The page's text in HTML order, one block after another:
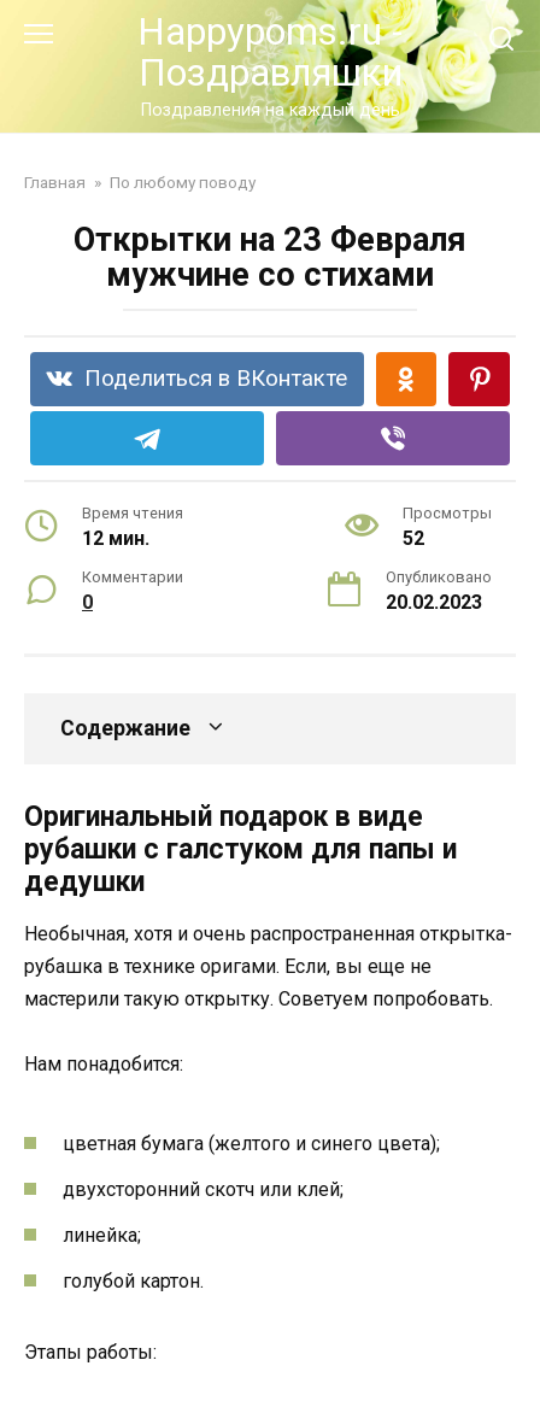
Happypoms.ru -
Поздравляшки
Поздравления на каждый день
Главная » По любому поводу
Открытки на 23 Февраля
мужчине со стихами
Поделиться в ВКонтакте
Время чтения
12 мин.
Просмотры
52
Комментарии
0
Опубликовано
20.02.2023
Содержание
Оригинальный подарок в виде
рубашки с галстуком для папы и
дедушки
Необычная, хотя и очень распространенная открытка-
рубашка в технике оригами. Если, вы еще не
мастерили такую открытку. Советуем попробовать.
Нам понадобится:
цветная бумага (желтого и синего цвета);
двухсторонний скотч или клей;
линейка;
голубой картон.
Этапы работы: